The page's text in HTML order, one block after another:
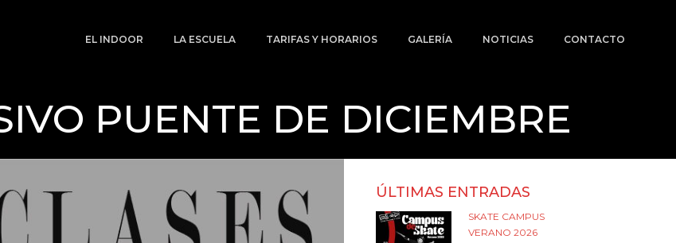
EL INDOOR LA ESCUELA TARIFAS Y HORARIOS GALERÍA NOTICIAS CONTACTO
PUENTE DE DICIEMBRE
ÚLTIMAS ENTRADAS
SKATE CAMPUS
VERANO 2026